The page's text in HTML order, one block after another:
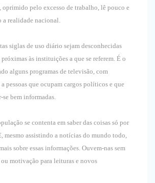
oprimido pelo excesso de trabalho, lê pouco e
a realidade nacional.
siglas de uso diário sejam desconhecidas
próximas às instituições a que se referem. É o
alguns programas de televisão, com
pessoas que ocupam cargos políticos e que
se bem informadas.
se contenta em saber das coisas só por
mesmo assistindo a notícias do mundo todo,
sobre essas informações. Ouvem-nas sem
motivação para leituras e novos